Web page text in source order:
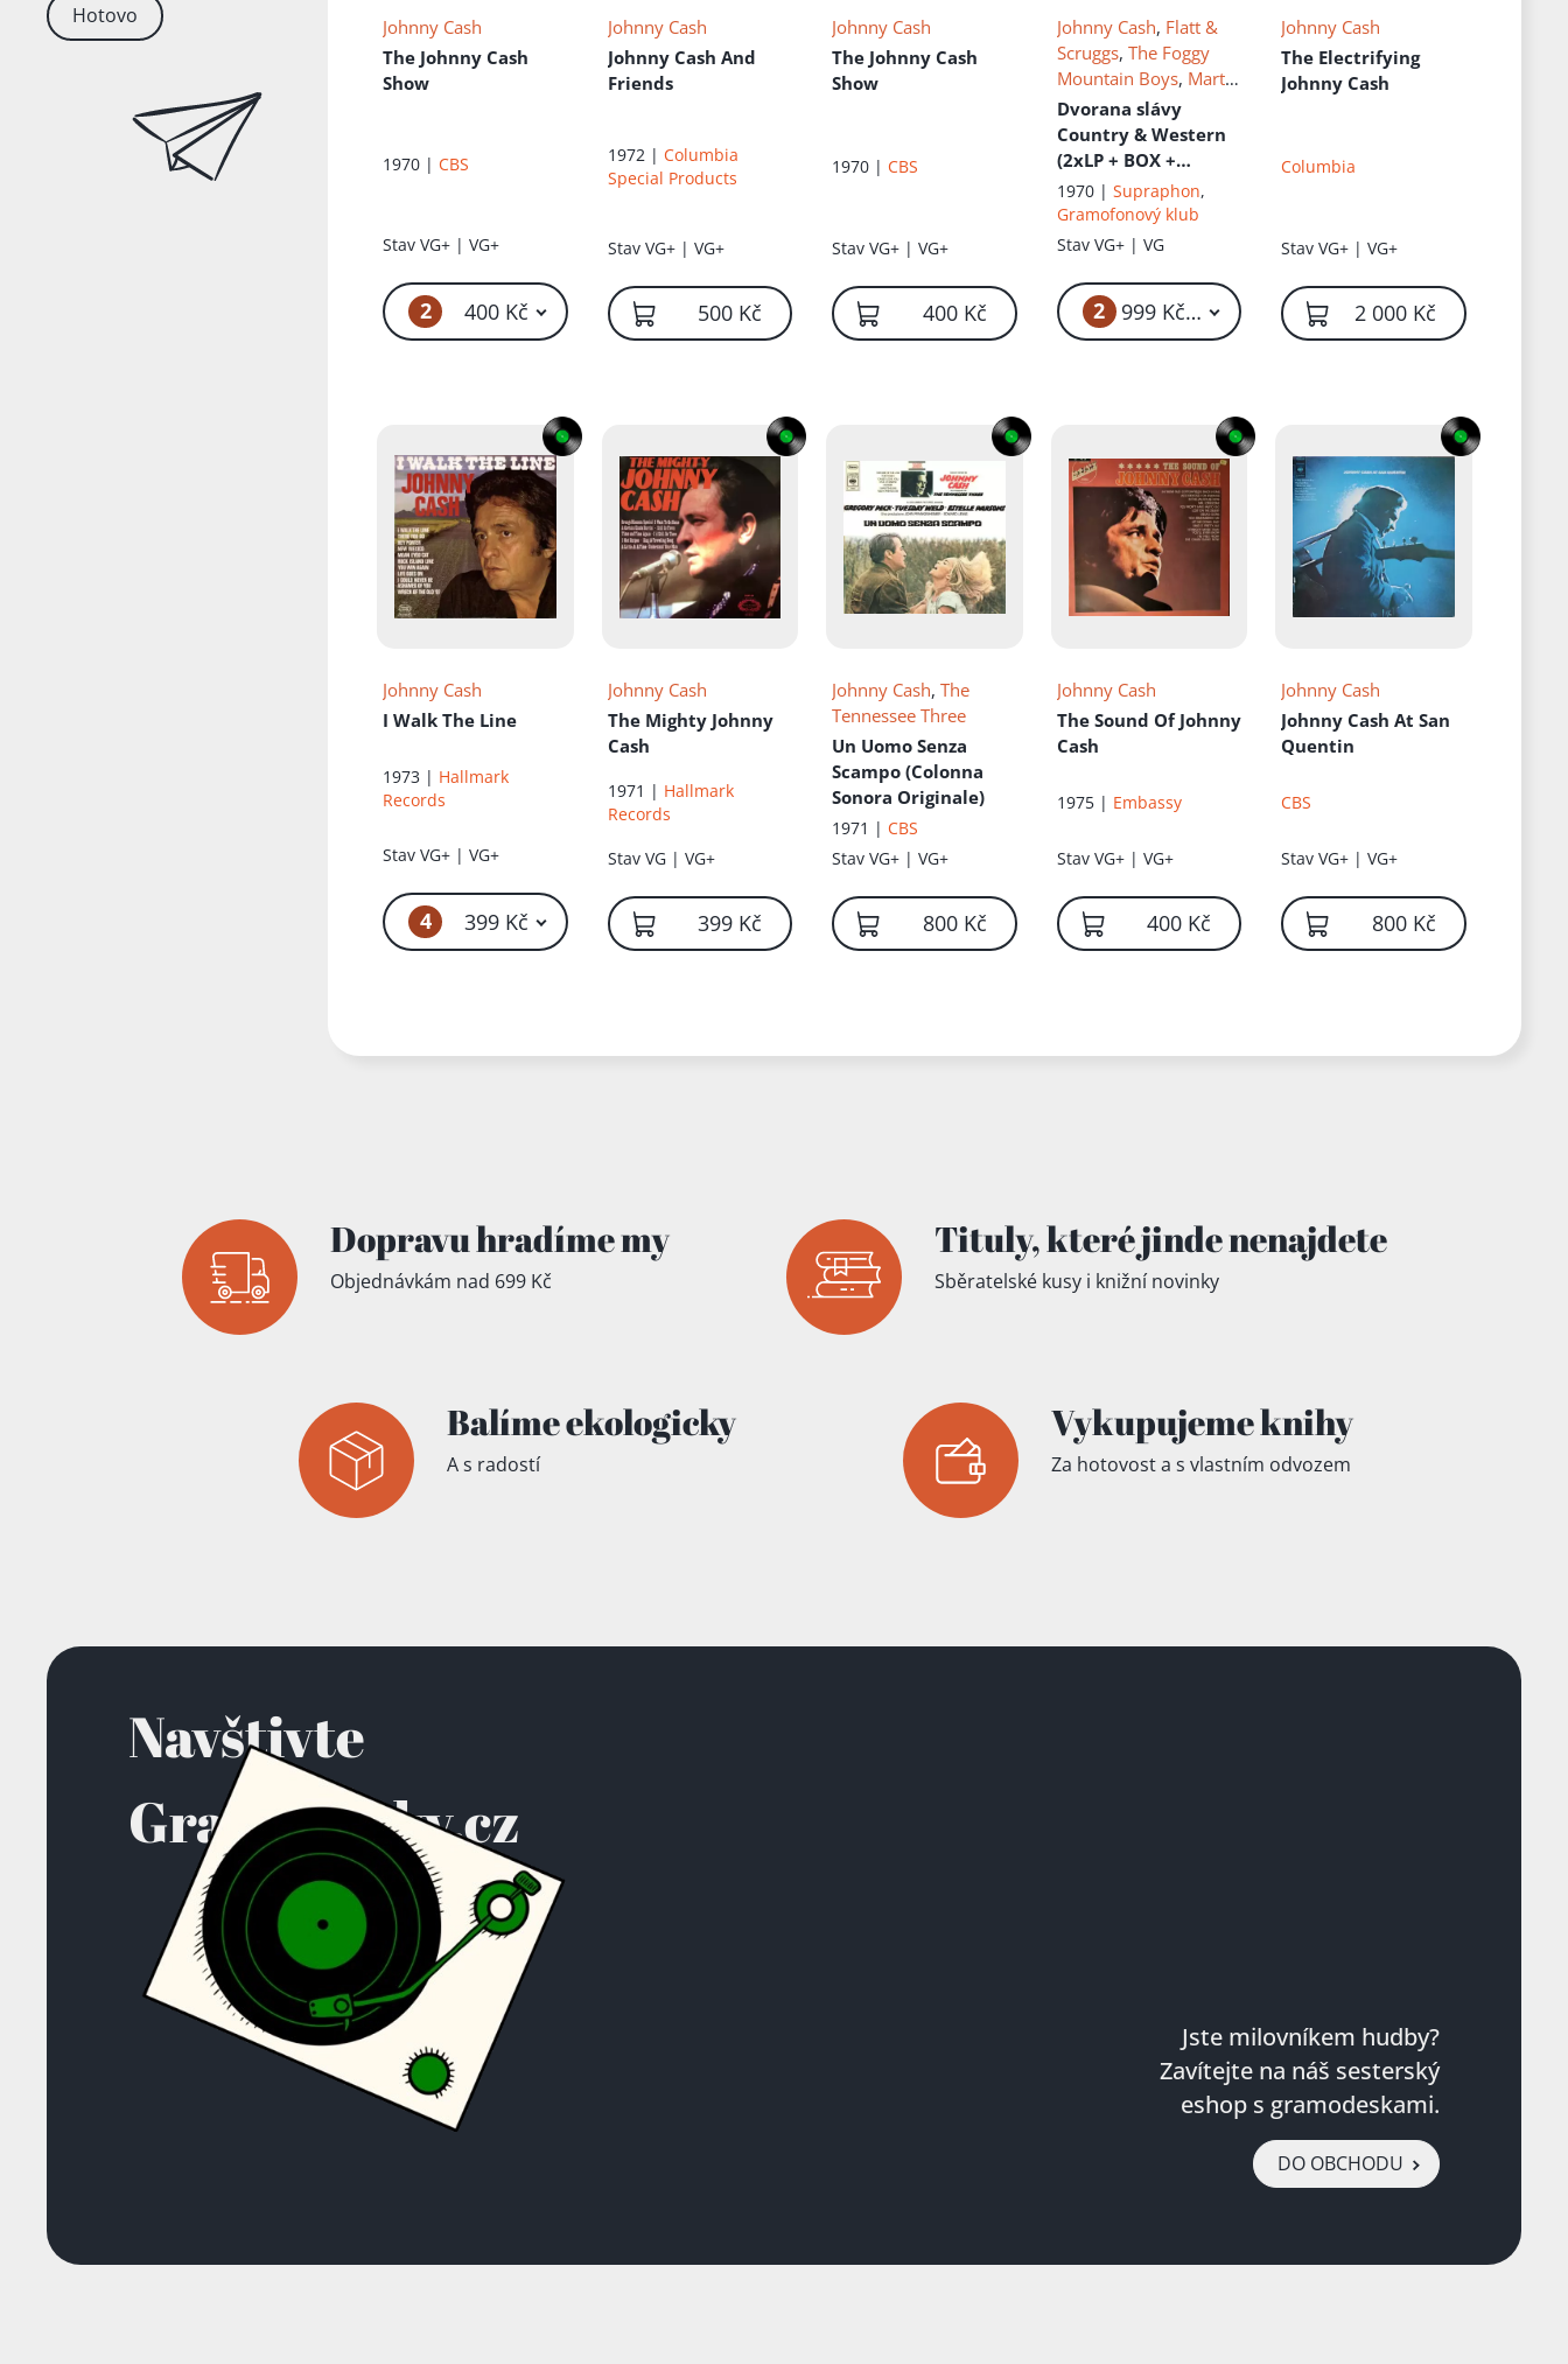
Hotovo
Johnny Cash
The Johnny Cash
Show
1970 |CBS
StavVG+ | VG+
2 400 Kč
Johnny Cash
Johnny Cash And
Friends
1972 | Columbia
Special Products
Stav VG+ | VG+
500 Kč
Johnny Cash
The Johnny Cash
Show
1970 |CBS
StavVG+ | VG+
400 Kč
Johnny Cash, Flatt &
Scruggs, The Foggy
Mountain Boys, Marty
Robbins, Johnny
Horton
Dvorana slávy
Country & Western
(2xLP + BOX +
BOOKLET)
1970 | Supraphon,
Gramofonový klub
Stav VG+ | VG
2 999 Kč – 1 199 Kč
Johnny Cash
The Electrifying
Johnny Cash
Columbia
StavVG+ | VG+
2 000 Kč
Johnny Cash
I Walk The Line
1973 | Hallmark
Records
StavVG+ | VG+
4 399 Kč
Johnny Cash
The Mighty Johnny
Cash
1971 | Hallmark
Records
Stav VG | VG+
399 Kč
Johnny Cash,The
Tennessee Three
Un Uomo Senza
Scampo (Colonna
Sonora Originale)
1971 |CBS
StavVG+ | VG+
800 Kč
Johnny Cash
The Sound Of Johnny
Cash
1975 | Embassy
Stav VG+ | VG+
400 Kč
Johnny Cash
Johnny Cash At San
Quentin
CBS
StavVG+ | VG+
800 Kč
Dopravu hradíme my
Objednávkám nad 699 Kč
Tituly,které jindenenajdete
Sběratelské kusy i knižní novinky
Balíme ekologicky
A s radostí
Vykupujeme knihy
Za hotovost a s vlastním odvozem
Navštivte
Gramodesky.cz
Jste milovníkem hudby?
Zavítejte na náš sesterský
eshop s gramodeskami.
DO OBCHODU